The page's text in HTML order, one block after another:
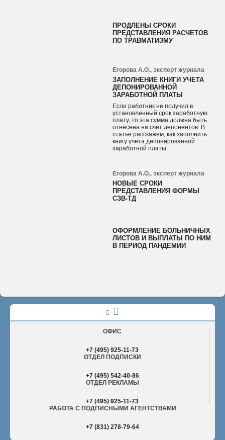
ПРОДЛЕНЫ СРОКИ
ПРЕДСТАВЛЕНИЯ РАСЧЕТОВ
ПО ТРАВМАТИЗМУ
Егорова А.О., эксперт журнала
ЗАПОЛНЕНИЕ КНИГИ УЧЕТА
ДЕПОНИРОВАННОЙ
ЗАРАБОТНОЙ ПЛАТЫ
Если работник не получил в
установленный срок заработную
плату, то эта сумма должна быть
отнесена на счет депонентов. В
статье расскажем, как заполнить
книгу учета депонированной
заработной платы.
Егорова А.О., эксперт журнала
НОВЫЕ СРОКИ
ПРЕДСТАВЛЕНИЯ ФОРМЫ
СЗВ-ТД
ОФОРМЛЕНИЕ БОЛЬНИЧНЫХ
ЛИСТОВ И ВЫПЛАТЫ ПО НИМ
В ПЕРИОД ПАНДЕМИИ
ОФИС
+7 (495) 925-11-73
ОТДЕЛ ПОДПИСКИ
+7 (495) 542-40-86
ОТДЕЛ РЕКЛАМЫ
+7 (495) 925-11-73
РАБОТА С ПОДПИСНЫМИ АГЕНТСТВАМИ
+7 (831) 278-79-64